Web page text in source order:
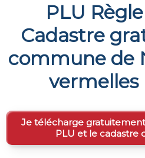
PLU
Cadastre
commune de
vermelles
Je télécharge
PLU et le cadastre